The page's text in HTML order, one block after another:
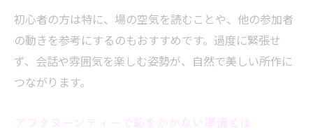
方
アフタヌーンティースコーンの食べ方と割り
方のコツ
スコーンに合う紅茶の選び方と飲み方のポ
初心者の方は特に、場の空気を読むことや、他の参加者
の動きを参考にするのもおすすめです。過度に緊張せ
ず、会話や雰囲気を楽しむ姿勢が、自然で美しい所作に
つながります。